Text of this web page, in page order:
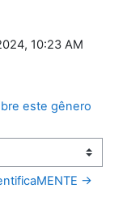
10:23 AM
este gênero
→